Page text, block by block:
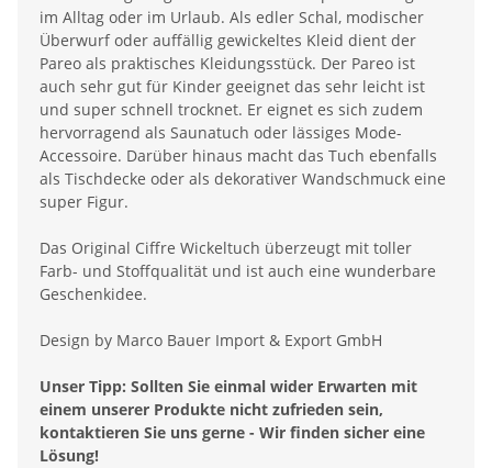
im Alltag oder im Urlaub. Als edler Schal, modischer
Überwurf oder auffällig gewickeltes Kleid dient der
Pareo als praktisches Kleidungsstück. Der Pareo ist
auch sehr gut für Kinder geeignet das sehr leicht ist
und super schnell trocknet. Er eignet es sich zudem
hervorragend als Saunatuch oder lässiges Mode-
Accessoire. Darüber hinaus macht das Tuch ebenfalls
als Tischdecke oder als dekorativer Wandschmuck eine
super Figur.
Das Original Ciffre Wickeltuch überzeugt mit toller
Farb- und Stoffqualität und ist auch eine wunderbare
Geschenkidee.
Design by Marco Bauer Import & Export GmbH
Unser Tipp: Sollten Sie einmal wider Erwarten mit
einem unserer Produkte nicht zufrieden sein,
kontaktieren Sie uns gerne - Wir finden sicher eine
Lösung!